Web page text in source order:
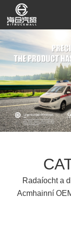
Radaíocht a
Acmhainní